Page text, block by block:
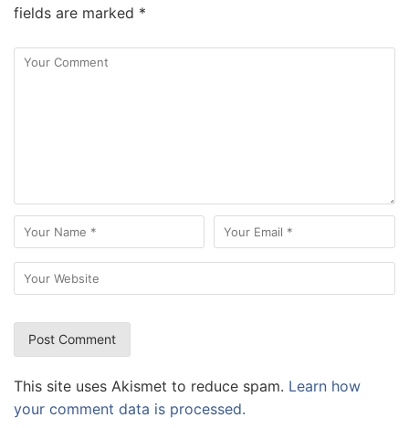
fields are marked *
This site uses Akismet to reduce spam. Learn how
your comment data is processed.